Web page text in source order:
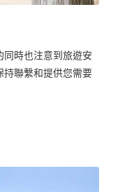
時也注意到旅遊安
聯繫和提供您需要